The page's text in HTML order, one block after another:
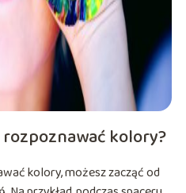
kolory?
kolory, możesz zacząć od